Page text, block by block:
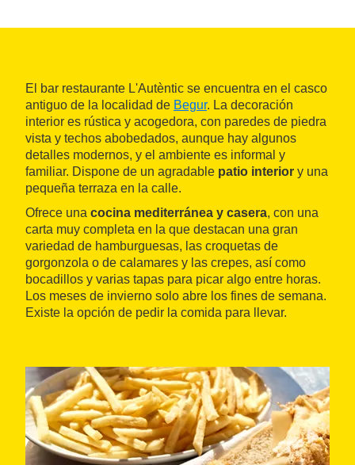
El bar restaurante L'Autèntic se encuentra en el casco
antiguo de la localidad de Begur. La decoración
interior es rústica y acogedora, con paredes de piedra
vista y techos abobedados, aunque hay algunos
detalles modernos, y el ambiente es informal y
familiar. Dispone de un agradable patio interior y una
pequeña terraza en la calle.
Ofrece una cocina mediterránea y casera, con una
carta muy completa en la que destacan una gran
variedad de hamburguesas, las croquetas de
gorgonzola o de calamares y las crepes, así como
bocadillos y varias tapas para picar algo entre horas.
Los meses de invierno solo abre los fines de semana.
Existe la opción de pedir la comida para llevar.